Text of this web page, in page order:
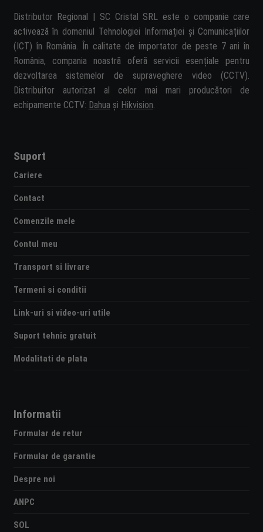
Distributor Regional | SC Cristal SRL este o companie care
activează în domeniul Tehnologiei Informației și Comunicațiilor
(ICT) în România. În calitate de importator de peste 7 ani în
România, compania noastră oferă servicii esențiale pentru
dezvoltarea sistemelor de supraveghere video (CCTV).
Distribuitor autorizat al celor mai mari producători de
echipamente CCTV: Dahua și Hikvision.
Suport
Cariere
Contact
Comenzile mele
Contul meu
Transport si livrare
Termeni si conditii
Link-uri si video-uri utile
Suport tehnic gratuit
Modalitati de plata
Informatii
Formular de retur
Formular de garantie
Despre noi
ANPC
SOL